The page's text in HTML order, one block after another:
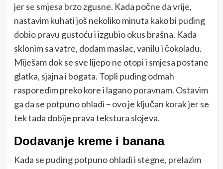
jer se smjesa brzo zgusne. Kada počne da vrije,
nastavim kuhati još nekoliko minuta kako bi puding
dobio pravu gustoću i izgubio okus brašna. Kada
sklonim sa vatre, dodam maslac, vanilu i čokoladu.
Miješam dok se sve lijepo ne otopi i smjesa postane
glatka, sjajna i bogata. Topli puding odmah
rasporedim preko kore i lagano poravnam. Ostavim
ga da se potpuno ohladi – ovo je ključan korak jer se
tek tada dobije prava tekstura slojeva.
Dodavanje kreme i banana
Kada se puding potpuno ohladi i stegne, prelazim